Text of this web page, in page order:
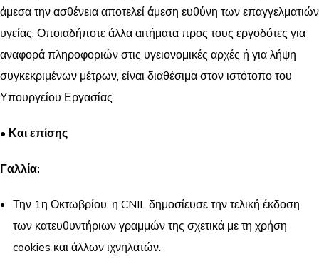
άμεσα την ασθένεια αποτελεί άμεση ευθύνη των επαγγελματιών
υγείας. Οποιαδήποτε άλλα αιτήματα προς τους εργοδότες για
αναφορά πληροφοριών στις υγειονομικές αρχές ή για λήψη
συγκεκριμένων μέτρων, είναι διαθέσιμα στον ιστότοπο του
Υπουργείου Εργασίας.
• Και επίσης
Γαλλία:
Την 1η Οκτωβρίου, η CNIL δημοσίευσε την τελική έκδοση
των κατευθυντήριων γραμμών της σχετικά με τη χρήση
cookies και άλλων ιχνηλατών.